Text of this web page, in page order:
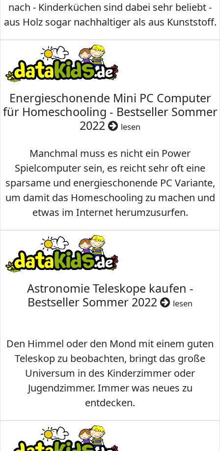
nach - Kinderküchen sind dabei sehr beliebt -
aus Holz sogar nachhaltiger als aus Kunststoff.
Energieschonende Mini PC Computer
für Homeschooling - Bestseller Sommer
2022
lesen
Manchmal muss es nicht ein Power
Spielcomputer sein, es reicht sehr oft eine
sparsame und energieschonende PC Variante,
um damit das Homeschooling zu machen und
etwas im Internet herumzusurfen.
Astronomie Teleskope kaufen -
Bestseller Sommer 2022
lesen
Den Himmel oder den Mond mit einem guten
Teleskop zu beobachten, bringt das große
Universum in des Kinderzimmer oder
Jugendzimmer. Immer was neues zu
entdecken.